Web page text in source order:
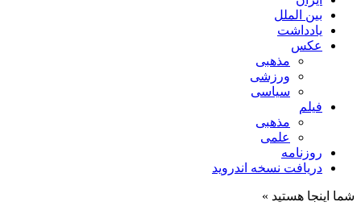
بین الملل
یادداشت
عکس
مذهبی
ورزشی
سیاسی
فیلم
مذهبی
علمی
روزنامه
دریافت نسخه اندروید
شما اینجا هستید »